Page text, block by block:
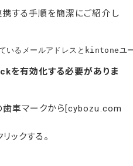
する手順を簡潔にご紹介し
るメールアドレスとkintoneユ
を有効化する必要がありま
車マークから[cybozu.com
ックする。